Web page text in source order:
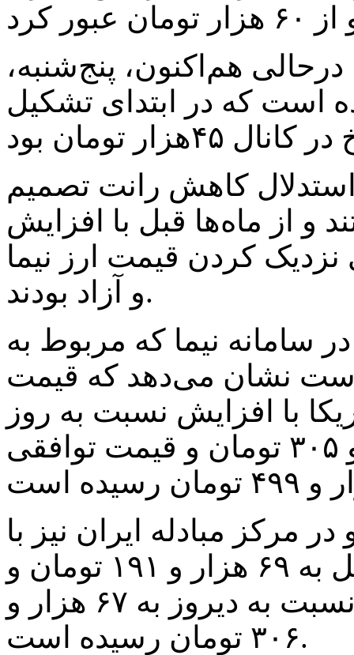
هم‌اکنون، پنج‌شنبه،
خورده است که در ابتدای تشکیل
کاهش رانت تصمیم
و از ماه‌ها قبل با افزایش
نزدیک کردن قیمت ارز نیما
و آزاد بودند.
سامانه نیما که مربوط به
است نشان می‌دهد که قیمت
با افزایش نسبت به روز
کاری قبل، به نرخ ۶۶ هزار و ۳۰۵ تومان و قیمت توافقی
مرکز مبادله ایران نیز با
افزایش نسبت به روز کاری قبل به ۶۹ هزار و ۱۹۱ تومان و
نرخ حواله یورو نیز با افزایش نسبت به دیروز به ۶۷ هزار و
۳۰۶ تومان رسیده است.